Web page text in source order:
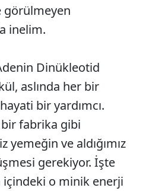
görülmeyen
inelim.
Dinükleotid
aslında her bir
bir yardımcı.
fabrika gibi
ve aldığımız
gerekiyor. İşte
o minik enerji